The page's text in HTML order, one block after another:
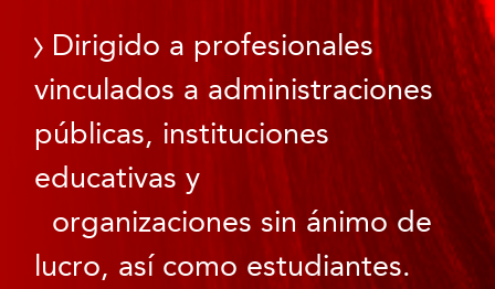
Dirigido a profesionales
vinculados a administraciones
públicas, instituciones
educativas y
organizaciones sin ánimo de
lucro, así como estudiantes.